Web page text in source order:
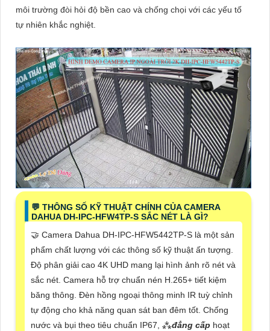
môi trường đòi hỏi độ bền cao và chống chọi với các yếu tố
tự nhiên khắc nghiệt.
️💬 THÔNG SỐ KỸ THUẬT CHÍNH CỦA CAMERA
DAHUA DH-IPC-HFW4TP-S SẮC NÉT LÀ GÌ?
🤝 Camera Dahua DH-IPC-HFW5442TP-S là một sản
phẩm chất lượng với các thông số kỹ thuật ấn tượng.
Độ phân giải cao 4K UHD mang lại hình ảnh rõ nét và
sắc nét. Camera hỗ trợ chuẩn nén H.265+ tiết kiệm
băng thông. Đèn hồng ngoại thông minh IR tuỳ chỉnh
tự động cho khả năng quan sát ban đêm tốt. Chống
nước và bụi theo tiêu chuẩn IP67, ⁂đẳng cấp hoạt